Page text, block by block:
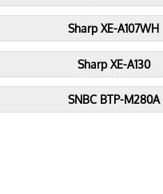
Sharp XE-A107WH
Sharp XE-A130
SNBC BTP-M280A